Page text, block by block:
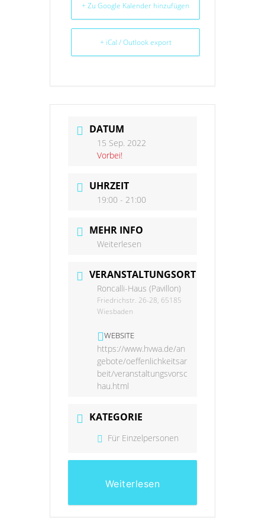
+ Zu Google Kalender hinzufügen
+ iCal / Outlook export
DATUM
15 Sep. 2022
Vorbei!
UHRZEIT
19:00 - 21:00
MEHR INFO
Weiterlesen
VERANSTALTUNGSORT
Roncalli-Haus (Pavillon)
Friedrichstr. 26-28, 65185
Wiesbaden
WEBSITE
https://www.hvwa.de/an
gebote/oeffenlichkeitsar
beit/veranstaltungsvorsc
hau.html
KATEGORIE
Für Einzelpersonen
Weiterlesen